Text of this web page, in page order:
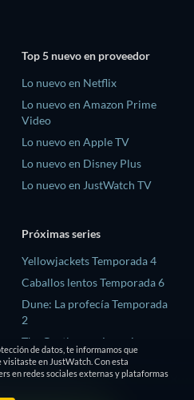
Top 5 nuevo en proveedor
Lo nuevo en Netflix
Lo nuevo en Amazon Prime
Video
Lo nuevo en Apple TV
Lo nuevo en Disney Plus
Lo nuevo en JustWatch TV
Próximas series
Yellowjackets Temporada 4
Caballos lentos Temporada 6
Dune: La profecía Temporada
2
The Gentlemen: La serie
Temporada 2
El amor es ciego: Reino Unido
de datos, te informamos que
en JustWatch. Con esta
en redes sociales externas y plataformas